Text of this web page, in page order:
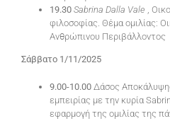
19.30 Sabrina Dalla Vale ,
φιλοσοφίας. Θέμα ομιλίας:
Ανθρώπινου Περιβάλλοντος
Σάββατο 1/11/2025
9.00-10.00 Δάσος
εμπειρίας με την κυρία
εφαρμογή της ομιλίας της